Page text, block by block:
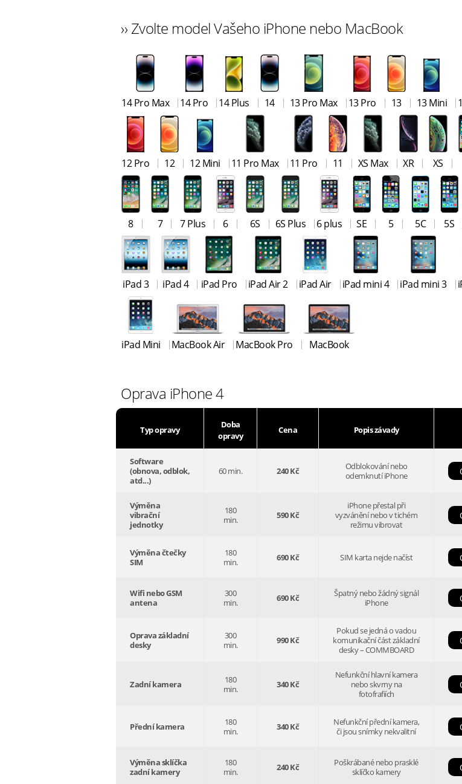
›› Zvolte model Vašeho iPhone nebo MacBook
14 Pro Max 14 Pro 14 Plus 14 13 Pro Max 13 Pro 13 13 Mini
12 Pro 12 12 Mini 11 Pro Max 11 Pro 11 XS Max XR XS
8 7 7 Plus 6 6S 6S Plus 6 plus SE 5 5C 5S
iPad 3 iPad 4 iPad Pro iPad Air 2 iPad Air iPad mini 4 iPad mini 3
iPad Mini MacBook Air MacBook Pro MacBook
Oprava iPhone 4
Typ opravy
Doba
opravy
Cena Popis závady
Software
(obnova, odblok,
atd...)
60 min. 240 Kč
Odblokování nebo
odemknutí iPhone
Výměna
vibrační
jednotky
180
min.
590 Kč
iPhone přestal při
vyzvánění nebo v tichém
režimu vibrovat
Výměna čtečky
SIM
180
min.
690 Kč SIM karta nejde načíst
Wifi nebo GSM
antena
300
min.
690 Kč
Špatný nebo žádný signál
iPhone
Oprava základní
desky
300
min.
990 Kč
Pokud se jedná o vadou
komunikační část základní
desky – COMMBOARD
Zadní kamera
180
min.
340 Kč
Nefunkční hlavní kamera
nebo skvrny na
fotofrafiích
Přední kamera
180
min.
340 Kč
Nefunkční přední kamera,
či jsou snímky nekvalitní
Výměna sklíčka
zadní kamery
180
min.
240 Kč
Poškrábané nebo prasklé
sklíčko kamery